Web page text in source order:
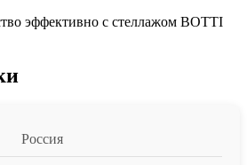
эффективно с стеллажом BOTTI
Россия